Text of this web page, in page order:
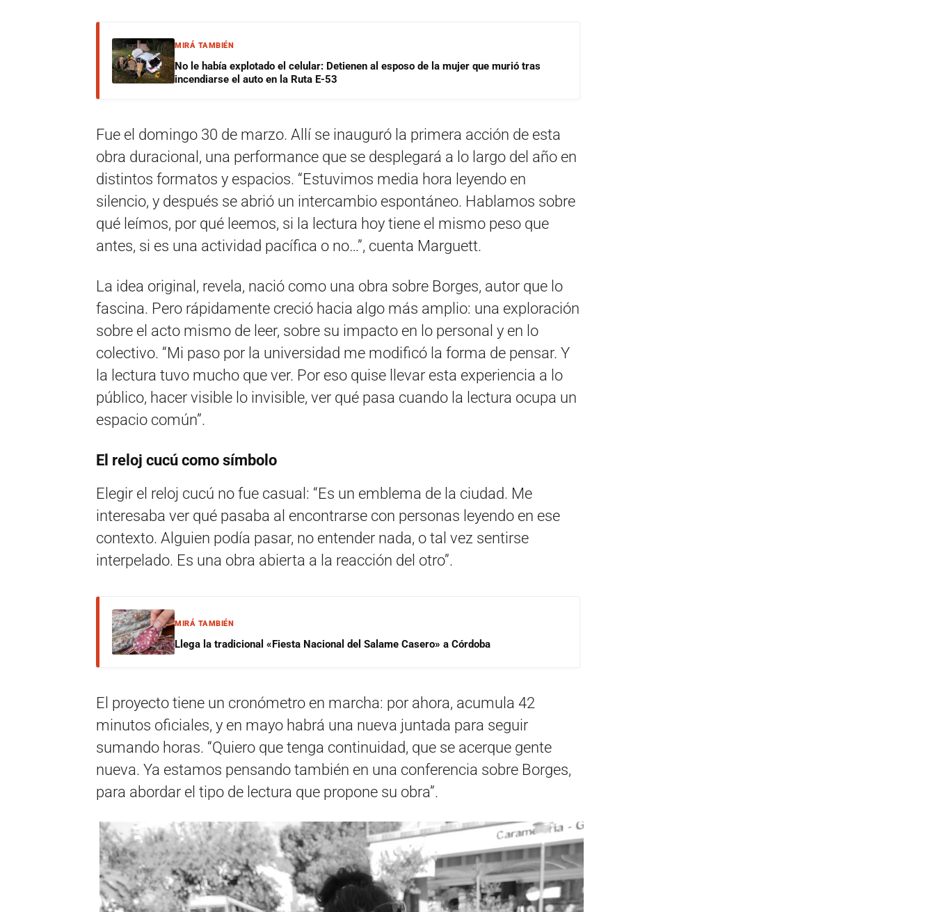
MIRÁ TAMBIÉN
No le había explotado el celular: Detienen al esposo de la mujer que murió tras
incendiarse el auto en la Ruta E-53
Fue el domingo 30 de marzo. Allí se inauguró la primera acción de esta
obra duracional, una performance que se desplegará a lo largo del año en
distintos formatos y espacios. “Estuvimos media hora leyendo en
silencio, y después se abrió un intercambio espontáneo. Hablamos sobre
qué leímos, por qué leemos, si la lectura hoy tiene el mismo peso que
antes, si es una actividad pacífica o no…”, cuenta Marguett.
La idea original, revela, nació como una obra sobre Borges, autor que lo
fascina. Pero rápidamente creció hacia algo más amplio: una exploración
sobre el acto mismo de leer, sobre su impacto en lo personal y en lo
colectivo. “Mi paso por la universidad me modificó la forma de pensar. Y
la lectura tuvo mucho que ver. Por eso quise llevar esta experiencia a lo
público, hacer visible lo invisible, ver qué pasa cuando la lectura ocupa un
espacio común”.
El reloj cucú como símbolo
Elegir el reloj cucú no fue casual: “Es un emblema de la ciudad. Me
interesaba ver qué pasaba al encontrarse con personas leyendo en ese
contexto. Alguien podía pasar, no entender nada, o tal vez sentirse
interpelado. Es una obra abierta a la reacción del otro”.
MIRÁ TAMBIÉN
Llega la tradicional «Fiesta Nacional del Salame Casero» a Córdoba
El proyecto tiene un cronómetro en marcha: por ahora, acumula 42
minutos oficiales, y en mayo habrá una nueva juntada para seguir
sumando horas. “Quiero que tenga continuidad, que se acerque gente
nueva. Ya estamos pensando también en una conferencia sobre Borges,
para abordar el tipo de lectura que propone su obra”.